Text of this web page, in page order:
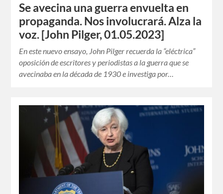
Se avecina una guerra envuelta en
propaganda. Nos involucrará. Alza la
voz. [John Pilger, 01.05.2023]
En este nuevo ensayo, John Pilger recuerda la “eléctrica”
oposición de escritores y periodistas a la guerra que se
avecinaba en la década de 1930 e investiga por…